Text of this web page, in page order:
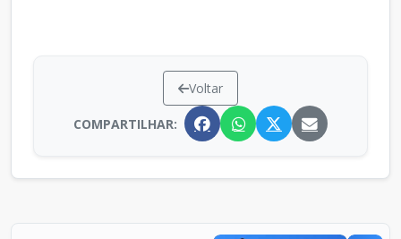
Voltar
COMPARTILHAR: